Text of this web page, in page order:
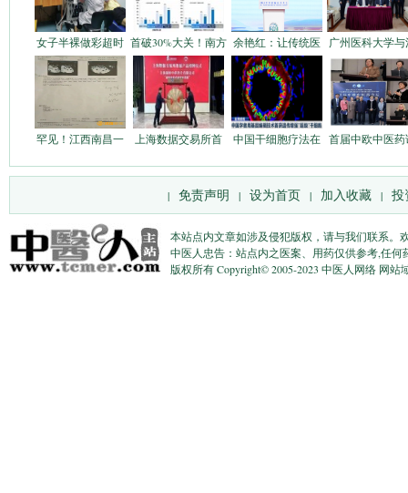
女子半裸做彩超时 首破30%大关！南方 余艳红：让传统医 广州医科大学与
罕见！江西南昌一 上海数据交易所首 中国干细胞疗法在 首届中欧中医药
| 免责声明 | 设为首页 | 加入收藏 | 投
本站点内文章如涉及侵犯版权，请与我们联系。
中医人忠告：站点内之医案、用药仅供参考,任
版权所有 Copyright© 2005-2023 中医人网络 网站